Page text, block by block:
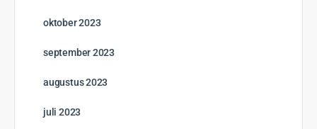
oktober 2023
september 2023
augustus 2023
juli 2023